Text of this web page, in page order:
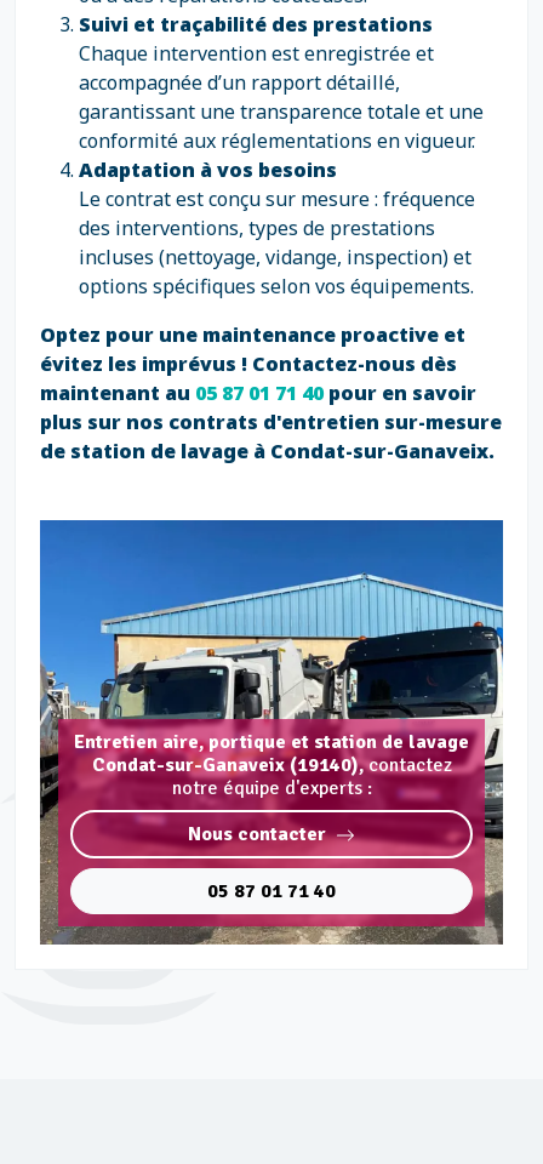
Suivi et traçabilité des prestations
Chaque intervention est enregistrée et
accompagnée d’un rapport détaillé,
garantissant une transparence totale et une
conformité aux réglementations en vigueur.
Adaptation à vos besoins
Le contrat est conçu sur mesure : fréquence
des interventions, types de prestations
incluses (nettoyage, vidange, inspection) et
options spécifiques selon vos équipements.
Optez pour une maintenance proactive et
évitez les imprévus ! Contactez-nous dès
maintenant au 05 87 01 71 40pour en savoir
plus sur nos contrats d'entretien sur-mesure
de station de lavage à Condat-sur-Ganaveix.
Entretien aire, portique et station de lavage
Condat-sur-Ganaveix (19140),contactez
notre équipe d'experts :
Nous contacter
05 87 01 71 40